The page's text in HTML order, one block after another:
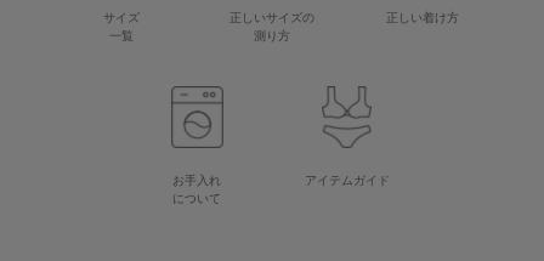
サイズ
一覧
正しいサイズの
測り方
正しい着け方
お手入れ
について
アイテムガイド